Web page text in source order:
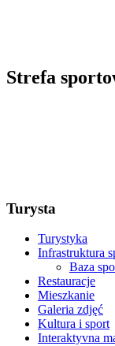
Strefa
Turysta
Turystyka
Infrastruktura
Baza
Restauracje
Mieszkanie
Galeria zdjęć
Kultura i sport
Interaktyvna